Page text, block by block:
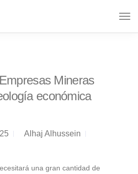
Mineras
económica
Alhaj Alhussein
una gran cantidad de